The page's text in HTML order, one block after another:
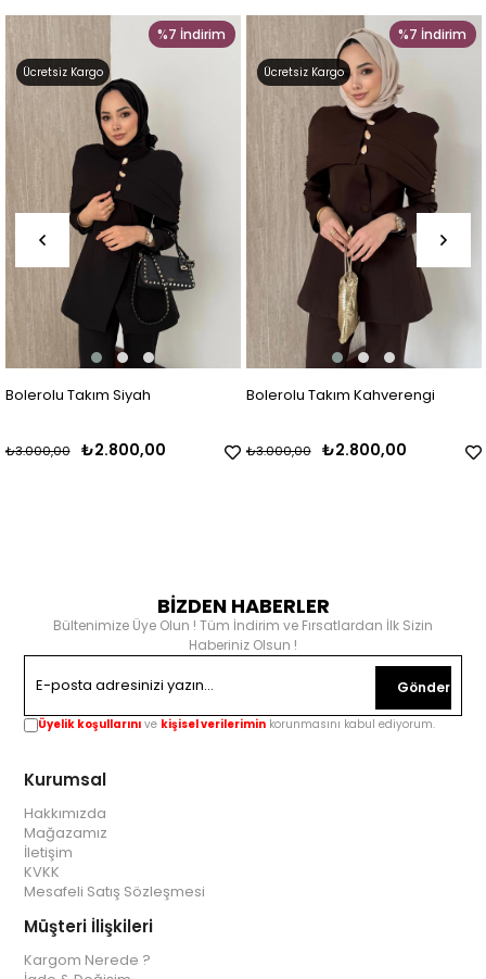
Bolerolu Takım Kahverengi
₺2.800,00
₺3.000,00
%7İndirim
Ücretsiz Kargo
Tek Düğmeli Yelekli Takım
₺1.800,00
₺2.000,00
%10
BİZDEN HABERLER
Bültenimize Üye Olun ! Tüm İndirim ve Fırsatlardan İlk Sizin
Haberiniz Olsun !
Gönder
Üyelik koşullarını ve kişisel verilerimin korunmasını kabul ediyorum.
Kurumsal
Hakkımızda
Mağazamız
İletişim
KVKK
Mesafeli Satış Sözleşmesi
Müşteri İlişkileri
Kargom Nerede ?